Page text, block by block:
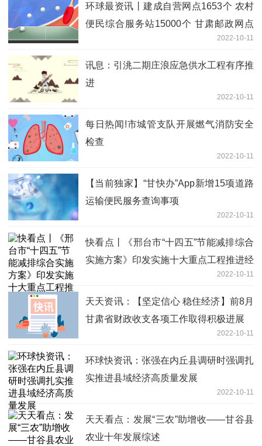
环球最资讯丨建成自营网点1653个 农村
便民综合服务站15000个 甘肃邮政网点
2022-10-11
讯息：引洮二期庄浪应急供水工程有序推
进
2022-10-11
每日热闻!市城管支队开展燃气消防安全
检查
2022-10-11
【当前独家】“甘快办”App新增15项道路
运输便民服务查询事项
2022-10-11
快看点丨《邢台市“十四五”节能减排综合
实施方案》印发实施十大重点工程推进经
2022-10-11
天天资讯：【坚定信心 稳住经济】前8月
甘肃省财政收支各项工作取得积极进展
2022-10-11
环球快资讯：张强在内丘县调研时强调扎
实推进县域经济高质量发展
2022-10-11
天天看点：发展“三农”助增收——甘谷县
农业十年发展综述